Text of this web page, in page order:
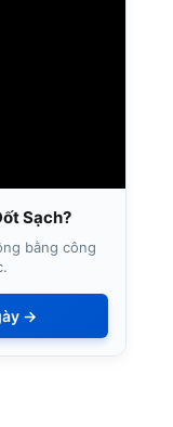
Sạch?
bằng công
→